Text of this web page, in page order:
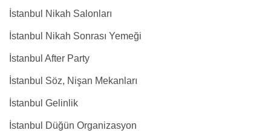
İstanbul Nikah Salonları
İstanbul Nikah Sonrası Yemeği
İstanbul After Party
İstanbul Söz, Nişan Mekanları
İstanbul Gelinlik
İstanbul Düğün Organizasyon